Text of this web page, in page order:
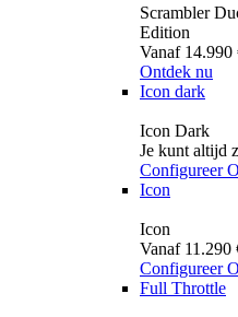
Scrambler
Edition
Vanaf 14.990
Ontdek nu
Icon dark
Icon Dark
Je kunt altijd
Configureer
Icon
Icon
Vanaf 11.290
Configureer
Full Throttle